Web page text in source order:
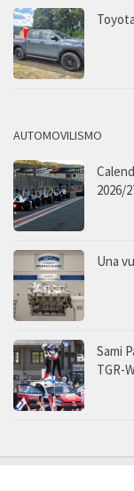
AUTOMOVILISMO
2026/
Una
Sami
TGR-